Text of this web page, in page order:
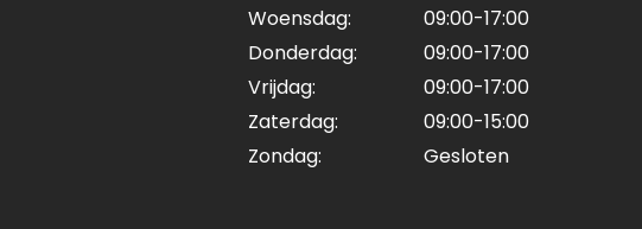
Woensdag:
09:00-17:00
Donderdag:
09:00-17:00
Vrijdag:
09:00-17:00
Zaterdag:
09:00-15:00
Zondag:
Gesloten